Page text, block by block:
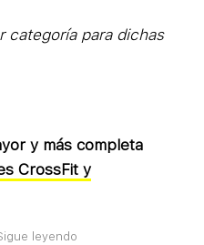
categoría para dichas
y más completa
CrossFit y
leyendo